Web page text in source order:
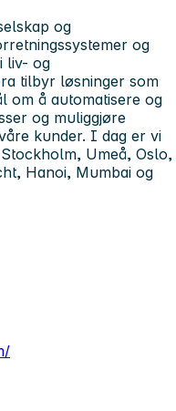
og
og
liv- og
tilbyr løsninger som
om å automatisere og
og muliggjøre
kunder. I dag er vi
Umeå, Oslo,
Hanoi, Mumbai og